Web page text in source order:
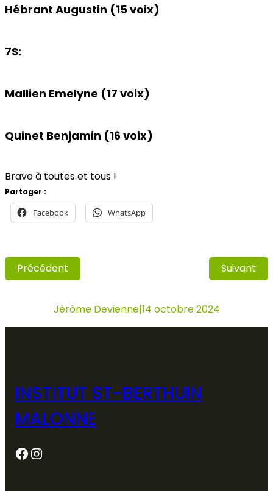
Hébrant Augustin (15 voix)
7S:
Mallien Emelyne (17 voix)
Quinet Benjamin (16 voix)
Bravo à toutes et tous !
Partager :
Facebook WhatsApp
Précédent Suivant
Jérôme Devienne|14 octobre 2024
INSTITUT ST-BERTHUIN
MALONNE
Facebook Instagram